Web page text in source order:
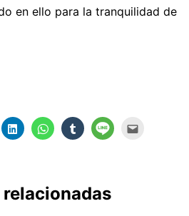
en ello para la tranquilidad de